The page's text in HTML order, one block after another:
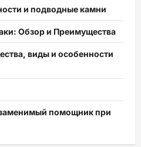
и подводные камни
Обзор и Преимущества
виды и особенности
помощник при